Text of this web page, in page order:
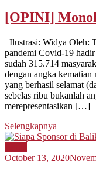
[OPINI]
Ilustrasi: Widya Oleh:
pandemi Covid-19
sudah 315.714
dengan angka
yang berhasil selamat
sebelas ribu bukanlah
merepresentasikan […]
Selengkapnya
October 13, 2020